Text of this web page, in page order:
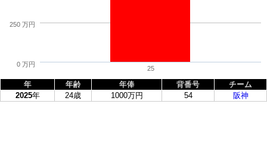
25
0 万円
250 万円
年 年齢 年俸 背番号
チーム
2025年 24歳 1000万円 54 阪神